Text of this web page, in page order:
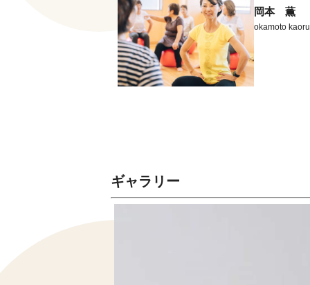
岡本 薫
okamoto kaoru
ギャラリー